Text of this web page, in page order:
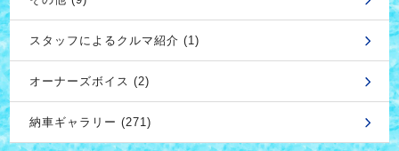
スタッフによるクルマ紹介 (1)
オーナーズボイス (2)
納車ギャラリー (271)